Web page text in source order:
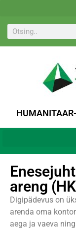
areng
Digipädevus on
arenda oma
aega ja vaeva